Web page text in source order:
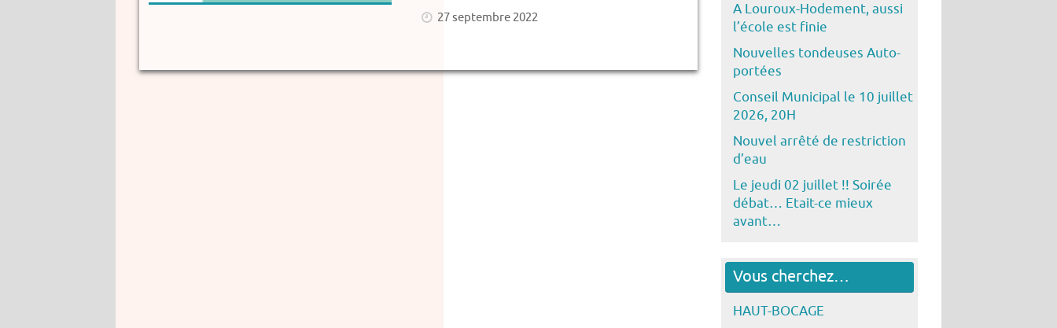
27 septembre 2022
A Louroux-Hodement, aussi
l’école est finie
Nouvelles tondeuses Auto-
portées
Conseil Municipal le 10 juillet
2026, 20H
Nouvel arrêté de restriction
d’eau
Le jeudi 02 juillet !! Soirée
débat… Etait-ce mieux
avant…
Vous cherchez…
HAUT-BOCAGE